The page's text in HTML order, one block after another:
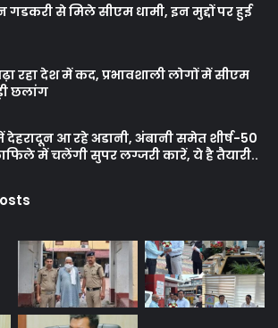
गडकरी से मिले सीएम धामी, इन मुद्दों पर हुई
रहा देश में कद, प्रभावशाली लोगों में सीएम
छलांग
देहरादून आ रहे अडानी, अंबानी समेत शीर्ष-50
में चलेंगी सुपर लग्जरी कारें, ये है तैयारी..